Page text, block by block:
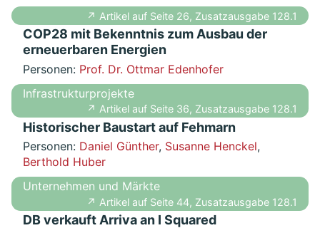
↗ Artikel auf Seite 26, Zusatzausgabe 128.1
COP28 mit Bekenntnis zum Ausbau der
erneuerbaren Energien
Personen: Prof. Dr. Ottmar Edenhofer
Infrastrukturprojekte
↗ Artikel auf Seite 36, Zusatzausgabe 128.1
Historischer Baustart auf Fehmarn
Personen: Daniel Günther, Susanne Henckel,
Berthold Huber
Unternehmen und Märkte
↗ Artikel auf Seite 44, Zusatzausgabe 128.1
DB verkauft Arriva an I Squared